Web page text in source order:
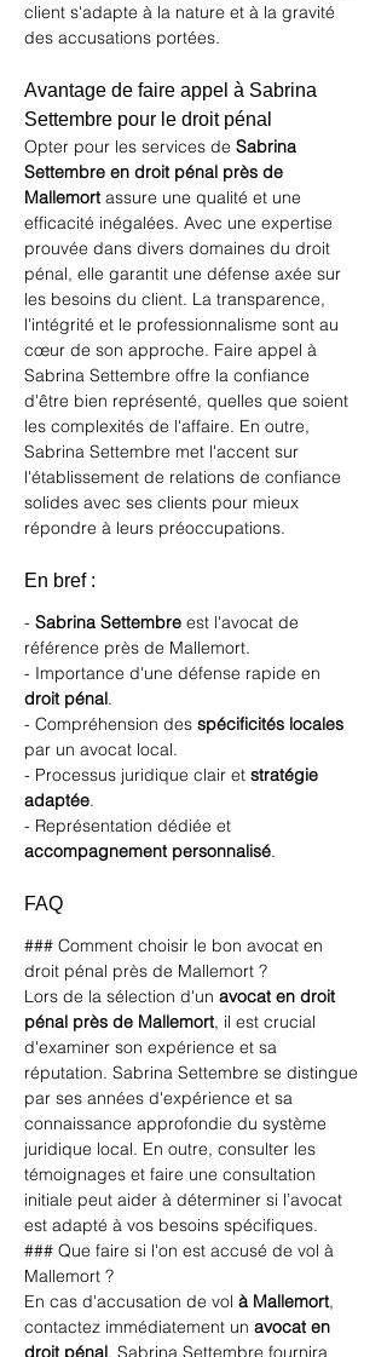
client s'adapte à la nature et à la gravité
des accusations portées.
Avantage de faire appel à Sabrina
Settembre pour le droit pénal
Opter pour les services de Sabrina
Settembre en droit pénal près de
Mallemort assure une qualité et une
efficacité inégalées. Avec une expertise
prouvée dans divers domaines du droit
pénal, elle garantit une défense axée sur
les besoins du client. La transparence,
l'intégrité et le professionnalisme sont au
cœur de son approche. Faire appel à
Sabrina Settembre offre la confiance
d'être bien représenté, quelles que soient
les complexités de l'affaire. En outre,
Sabrina Settembre met l'accent sur
l'établissement de relations de confiance
solides avec ses clients pour mieux
répondre à leurs préoccupations.
En bref :
- Sabrina Settembre est l'avocat de
référence près de Mallemort.
- Importance d'une défense rapide en
droit pénal.
- Compréhension des spécificités locales
par un avocat local.
- Processus juridique clair et stratégie
adaptée.
- Représentation dédiée et
accompagnement personnalisé.
FAQ
### Comment choisir le bon avocat en
droit pénal près de Mallemort ?
Lors de la sélection d'un avocat en droit
pénal près de Mallemort, il est crucial
d'examiner son expérience et sa
réputation. Sabrina Settembre se distingue
par ses années d'expérience et sa
connaissance approfondie du système
juridique local. En outre, consulter les
témoignages et faire une consultation
initiale peut aider à déterminer si l’avocat
est adapté à vos besoins spécifiques.
### Que faire si l'on est accusé de vol à
Mallemort ?
En cas d'accusation de vol à Mallemort,
contactez immédiatement un avocat en
droit pénal. Sabrina Settembre fournira